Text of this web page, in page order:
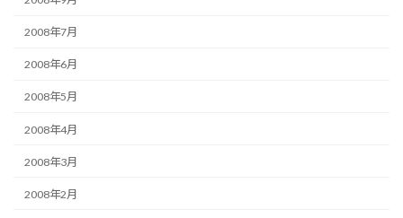
2008年7月
2008年6月
2008年5月
2008年4月
2008年3月
2008年2月